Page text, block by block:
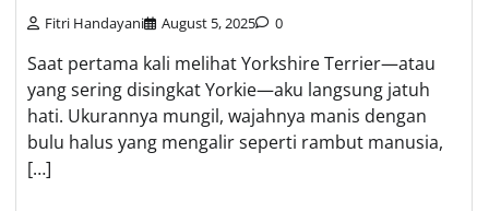
Fitri Handayani August 5, 2025 0
Saat pertama kali melihat Yorkshire Terrier—atau
yang sering disingkat Yorkie—aku langsung jatuh
hati. Ukurannya mungil, wajahnya manis dengan
bulu halus yang mengalir seperti rambut manusia,
[…]